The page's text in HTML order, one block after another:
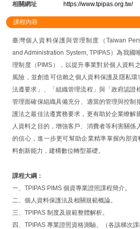
相關網址
https://www.tpipas.org.tw/
課程內容
臺灣個人資料保護與管理制度（Taiwan
and Administration System, TPIPAS）為我國
理制度（PIMS），以提升事業對於個人資料
風險，並創造可信賴之個人資料保護及隱私環
法遵要求」、「組織管理流程」與「政府認證
管理面確保組織具備充分、適當的管理與控制
護法之最佳法遵實務要求，更有助於企業瞭解
人資料之目的，增強客戶、消費者等利害關係
的信心，進一步更可幫助企業精準掌握內部
料創新能力，建構數位轉型基礎。
課程大綱：
一、TPIPAS PIMS 個資專業證照課程簡介。
二、個人資料保護法及相關規範概論。
三、TPIPAS 制度及規範整體解析。
四、TPIPAS 專業證照資格測驗。（各該梯次課